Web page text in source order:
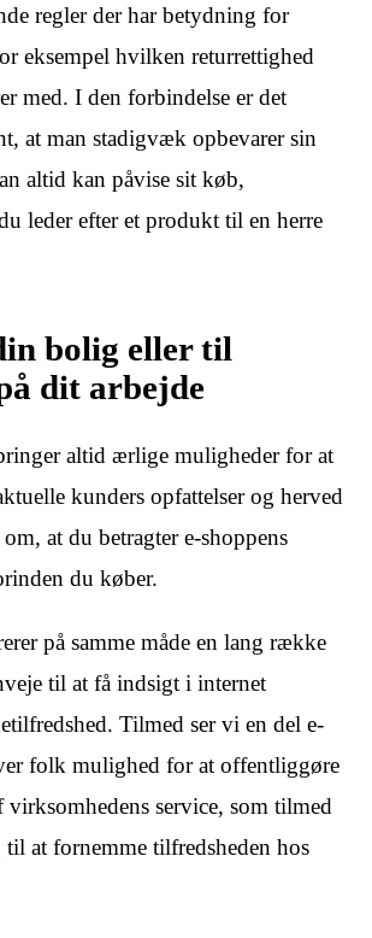
regler der har betydning for
eksempel hvilken returrettighed
med. I den forbindelse er det
at man stadigvæk opbevarer sin
altid kan påvise sit køb,
leder efter et produkt til en herre
bolig eller til
dit arbejde
altid ærlige muligheder for at
kunders opfattelser og herved
at du betragter e-shoppens
du køber.
på samme måde en lang række
til at få indsigt i internet
Tilmed ser vi en del e-
folk mulighed for at offentliggøre
virksomhedens service, som tilmed
at fornemme tilfredsheden hos